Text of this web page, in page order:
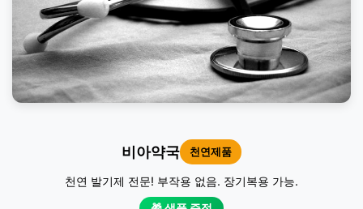
비아약국 천연제품
천연 발기제 전문! 부작용 없음. 장기복용 가능.